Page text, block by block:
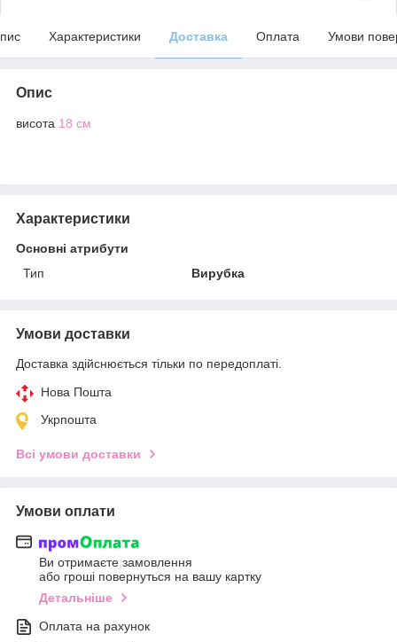
Характеристики Доставка Оплата Умови
Опис
висота 18 см
Характеристики
Основні атрибути
Тип
Вирубка
Умови доставки
Доставка здійснюється тільки по передоплаті.
Нова Пошта
Укрпошта
Всі умови доставки
Умови оплати
Ви отримаєте замовлення
або гроші повернуться на вашу картку
Детальніше
Оплата на рахунок